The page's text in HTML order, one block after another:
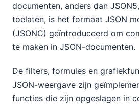
documenten, anders dan
toelaten, is het formaat JSON
(JSONC) geïntroduceerd om
te maken in JSON-documenten.
De filters, formules en
JSON-weergave zijn
functies die zijn opgeslagen in